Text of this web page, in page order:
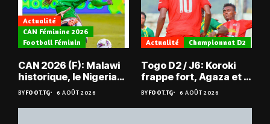
Actualité
CAN Féminine 2026
Football Féminin
CAN 2026 (F): Malawi
historique, le Nigeria
sauvé, la Zambie
éliminée
BYFOOT.TG 6 AOÛT 2026
Actualité Championnat D2
Togo D2 / J6: Koroki
frappe fort, Agaza et la
JCA assurent,
suspense avant Sara
FC – Doumbé FC
BYFOOT.TG 6 AOÛT 2026